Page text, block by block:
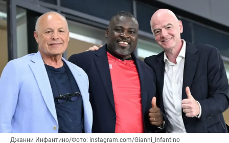
Джанни Инфантино/Фото: instagram.com/Gianni_Infantino